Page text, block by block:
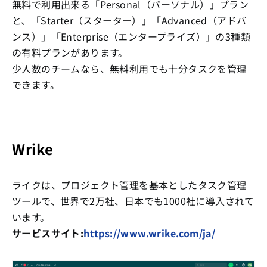
無料で利用出来る「Personal（パーソナル）」プラン
と、「Starter（スターター）」「Advanced（アドバ
ンス）」「Enterprise（エンタープライズ）」の3種類
の有料プランがあります。
少人数のチームなら、無料利用でも十分タスクを管理
できます。
Wrike
ライクは、プロジェクト管理を基本としたタスク管理
ツールで、世界で2万社、日本でも1000社に導入されて
います。
サービスサイト:https://www.wrike.com/ja/